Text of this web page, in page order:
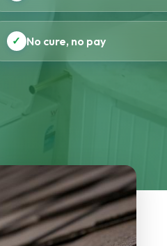
✓ No cure, no pay